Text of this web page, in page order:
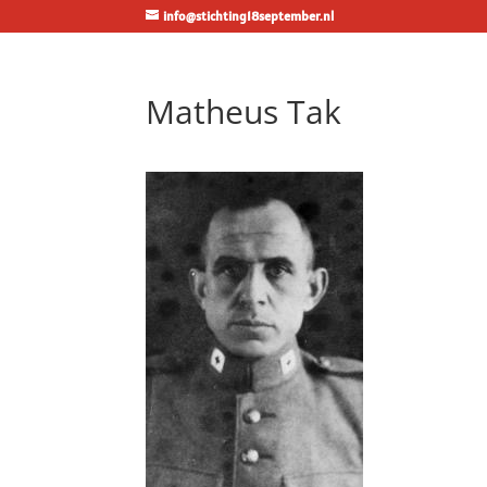
info@stichting18september.nl
Matheus Tak